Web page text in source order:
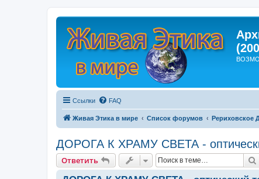
Ссылки FAQ
Живая Этика в мире Список форумов Рериховское
ДОРОГА К ХРАМУ СВЕТА -
Ответить